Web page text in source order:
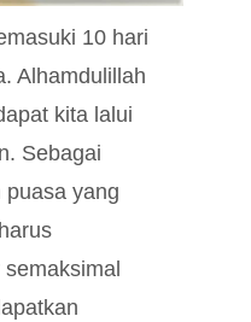
10 hari
Alhamdulillah
kita lalui
Sebagai
puasa yang